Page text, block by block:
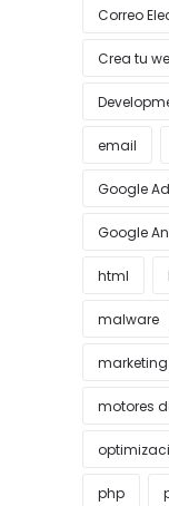
Correo
Crea tu
email
Google
Google
html
malware
motores
php